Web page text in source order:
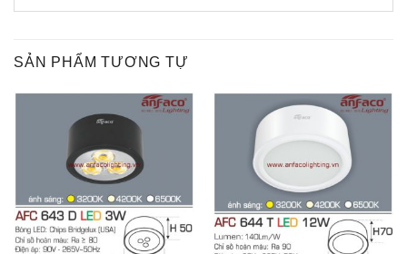
SẢN PHẨM TƯƠNG TỰ